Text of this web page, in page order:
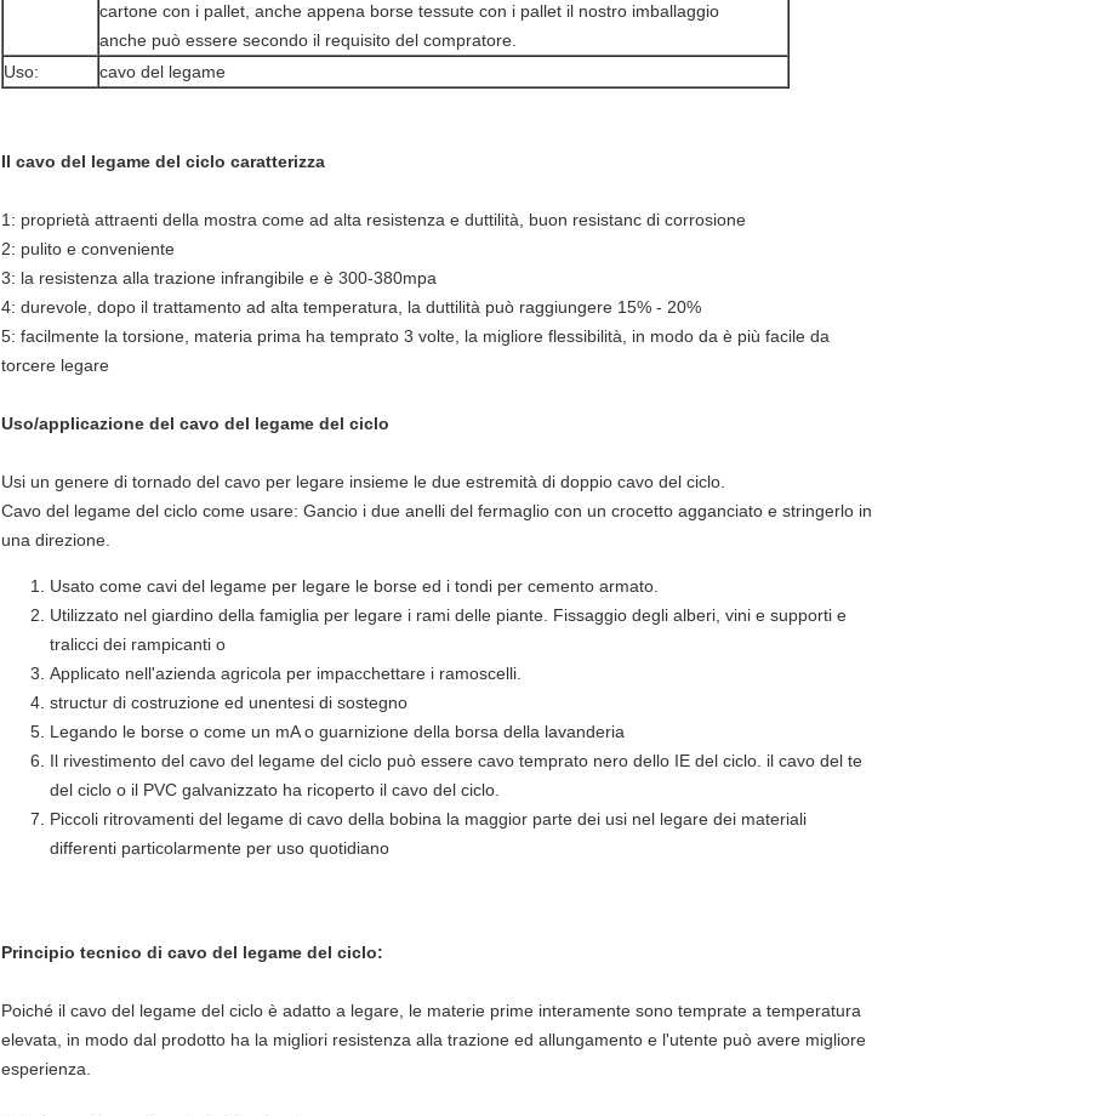
cartone con i pallet, anche appena borse tessute con i pallet il nostro imballaggio
anche può essere secondo il requisito del compratore.
Uso:
cavo del legame
Il cavo del legame del ciclo caratterizza
1: proprietà attraenti della mostra come ad alta resistenza e duttilità, buon resistanc di corrosione
2: pulito e conveniente
3: la resistenza alla trazione infrangibile e è 300-380mpa
4: durevole, dopo il trattamento ad alta temperatura, la duttilità può raggiungere 15% - 20%
5: facilmente la torsione, materia prima ha temprato 3 volte, la migliore flessibilità, in modo da è più facile da
torcere legare
Uso/applicazione del cavo del legame del ciclo
Usi un genere di tornado del cavo per legare insieme le due estremità di doppio cavo del ciclo.
Cavo del legame del ciclo come usare: Gancio i due anelli del fermaglio con un crocetto agganciato e stringerlo in
una direzione.
Usato come cavi del legame per legare le borse ed i tondi per cemento armato.
Utilizzato nel giardino della famiglia per legare i rami delle piante. Fissaggio degli alberi, vini e supporti e
tralicci dei rampicanti o
Applicato nell'azienda agricola per impacchettare i ramoscelli.
structur di costruzione ed unentesi di sostegno
Legando le borse o come un mA o guarnizione della borsa della lavanderia
Il rivestimento del cavo del legame del ciclo può essere cavo temprato nero dello IE del ciclo. il cavo del te
del ciclo o il PVC galvanizzato ha ricoperto il cavo del ciclo.
Piccoli ritrovamenti del legame di cavo della bobina la maggior parte dei usi nel legare dei materiali
differenti particolarmente per uso quotidiano
Principio tecnico di cavo del legame del ciclo:
Poiché il cavo del legame del ciclo è adatto a legare, le materie prime interamente sono temprate a temperatura
elevata, in modo dal prodotto ha la migliori resistenza alla trazione ed allungamento e l'utente può avere migliore
esperienza.